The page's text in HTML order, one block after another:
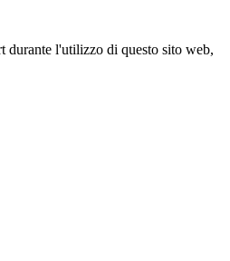
durante l'utilizzo di questo sito web,